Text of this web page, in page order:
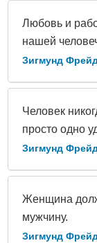
Любовь и
нашей
Зигмунд
Человек
просто одно
Зигмунд
Женщина
мужчину.
Зигмунд